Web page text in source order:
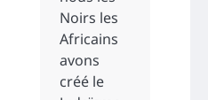
Noirs les
Africains
avons
créé le